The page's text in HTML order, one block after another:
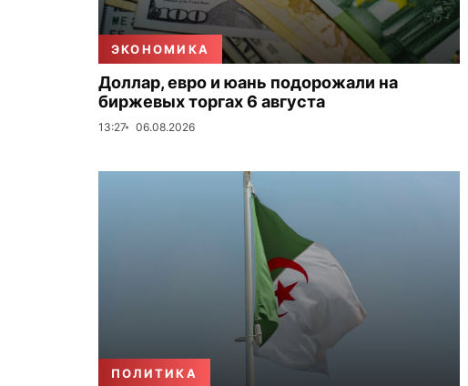
ЭКОНОМИКА
Доллар, евро и юань подорожали на
биржевых торгах 6 августа
13:27 06.08.2026
ПОЛИТИКА